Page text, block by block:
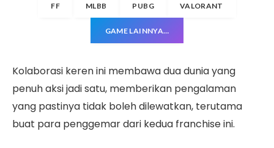
FF MLBB PUBG VALORANT
GAME LAINNYA…
Kolaborasi keren ini membawa dua dunia yang
penuh aksi jadi satu, memberikan pengalaman
yang pastinya tidak boleh dilewatkan, terutama
buat para penggemar dari kedua franchise ini.